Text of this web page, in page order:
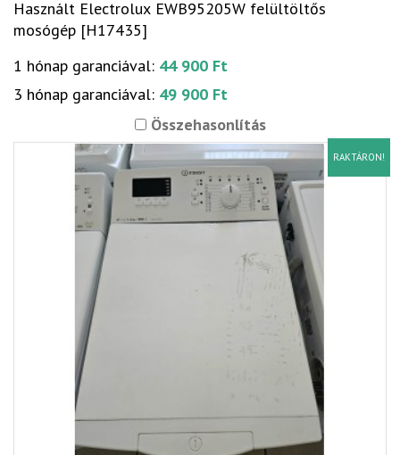
Használt Electrolux EWB95205W felültöltős
mosógép [H17435]
1 hónap garanciával: 44 900 Ft
3 hónap garanciával: 49 900 Ft
Összehasonlítás
RAKTÁRON!